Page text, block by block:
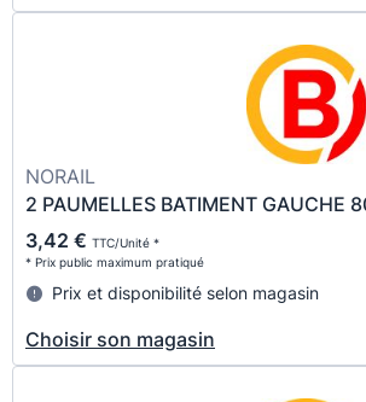
NORAIL
2 PAUMELLES BATIMENT GAUCHE
3,42 € TTC/Unité *
* Prix public maximum pratiqué
Prix et disponibilité selon magasin
Choisir son magasin